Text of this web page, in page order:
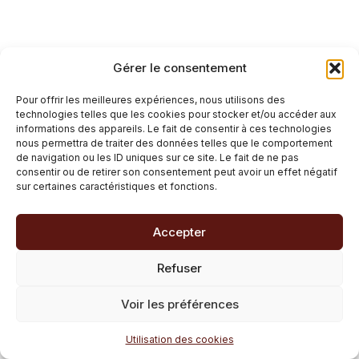
Gérer le consentement
Pour offrir les meilleures expériences, nous utilisons des
technologies telles que les cookies pour stocker et/ou accéder aux
informations des appareils. Le fait de consentir à ces technologies
nous permettra de traiter des données telles que le comportement
de navigation ou les ID uniques sur ce site. Le fait de ne pas
consentir ou de retirer son consentement peut avoir un effet négatif
sur certaines caractéristiques et fonctions.
Accepter
Refuser
Voir les préférences
Utilisation des cookies